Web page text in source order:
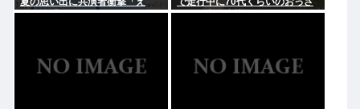
え？」「それはかわいそう」
んに衝突し意識不明にさせてし